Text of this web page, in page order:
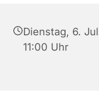
Dienstag, 6.
11:00 Uhr